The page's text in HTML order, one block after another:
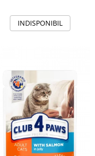
INDISPONIBIL